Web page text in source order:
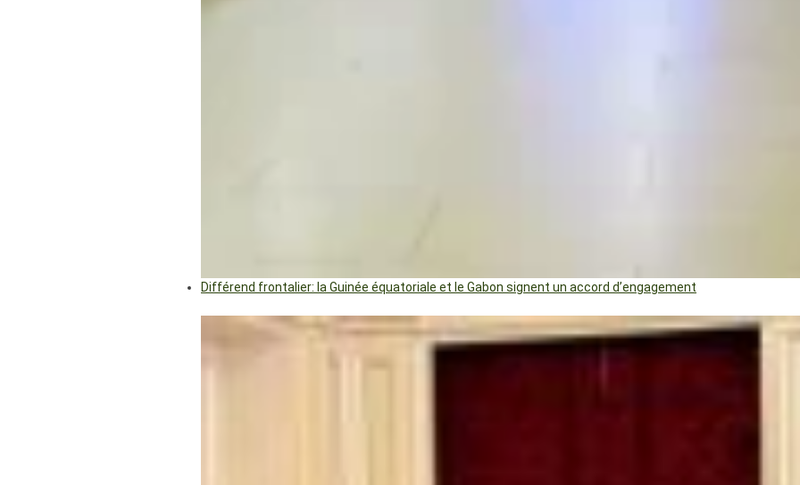
Différend frontalier: la Guinée équatoriale et le Gabon signent un accord d’engagement